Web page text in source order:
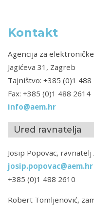
Kontakt
Agencija za
Jagićeva 31, Zagreb
Tajništvo: +385 (0)1 488
Fax: +385 (0)1 488 2614
info@aem.hr
Ured ravnatelja
Josip Popovac,
josip.popovac@aem.hr
+385 (0)1 488 2610
Robert Tomljenović,